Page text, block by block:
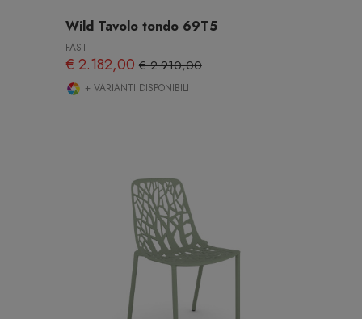
Wild Tavolo tondo 69T5
FAST
€ 2.182,00€ 2.910,00
+ VARIANTI DISPONIBILI